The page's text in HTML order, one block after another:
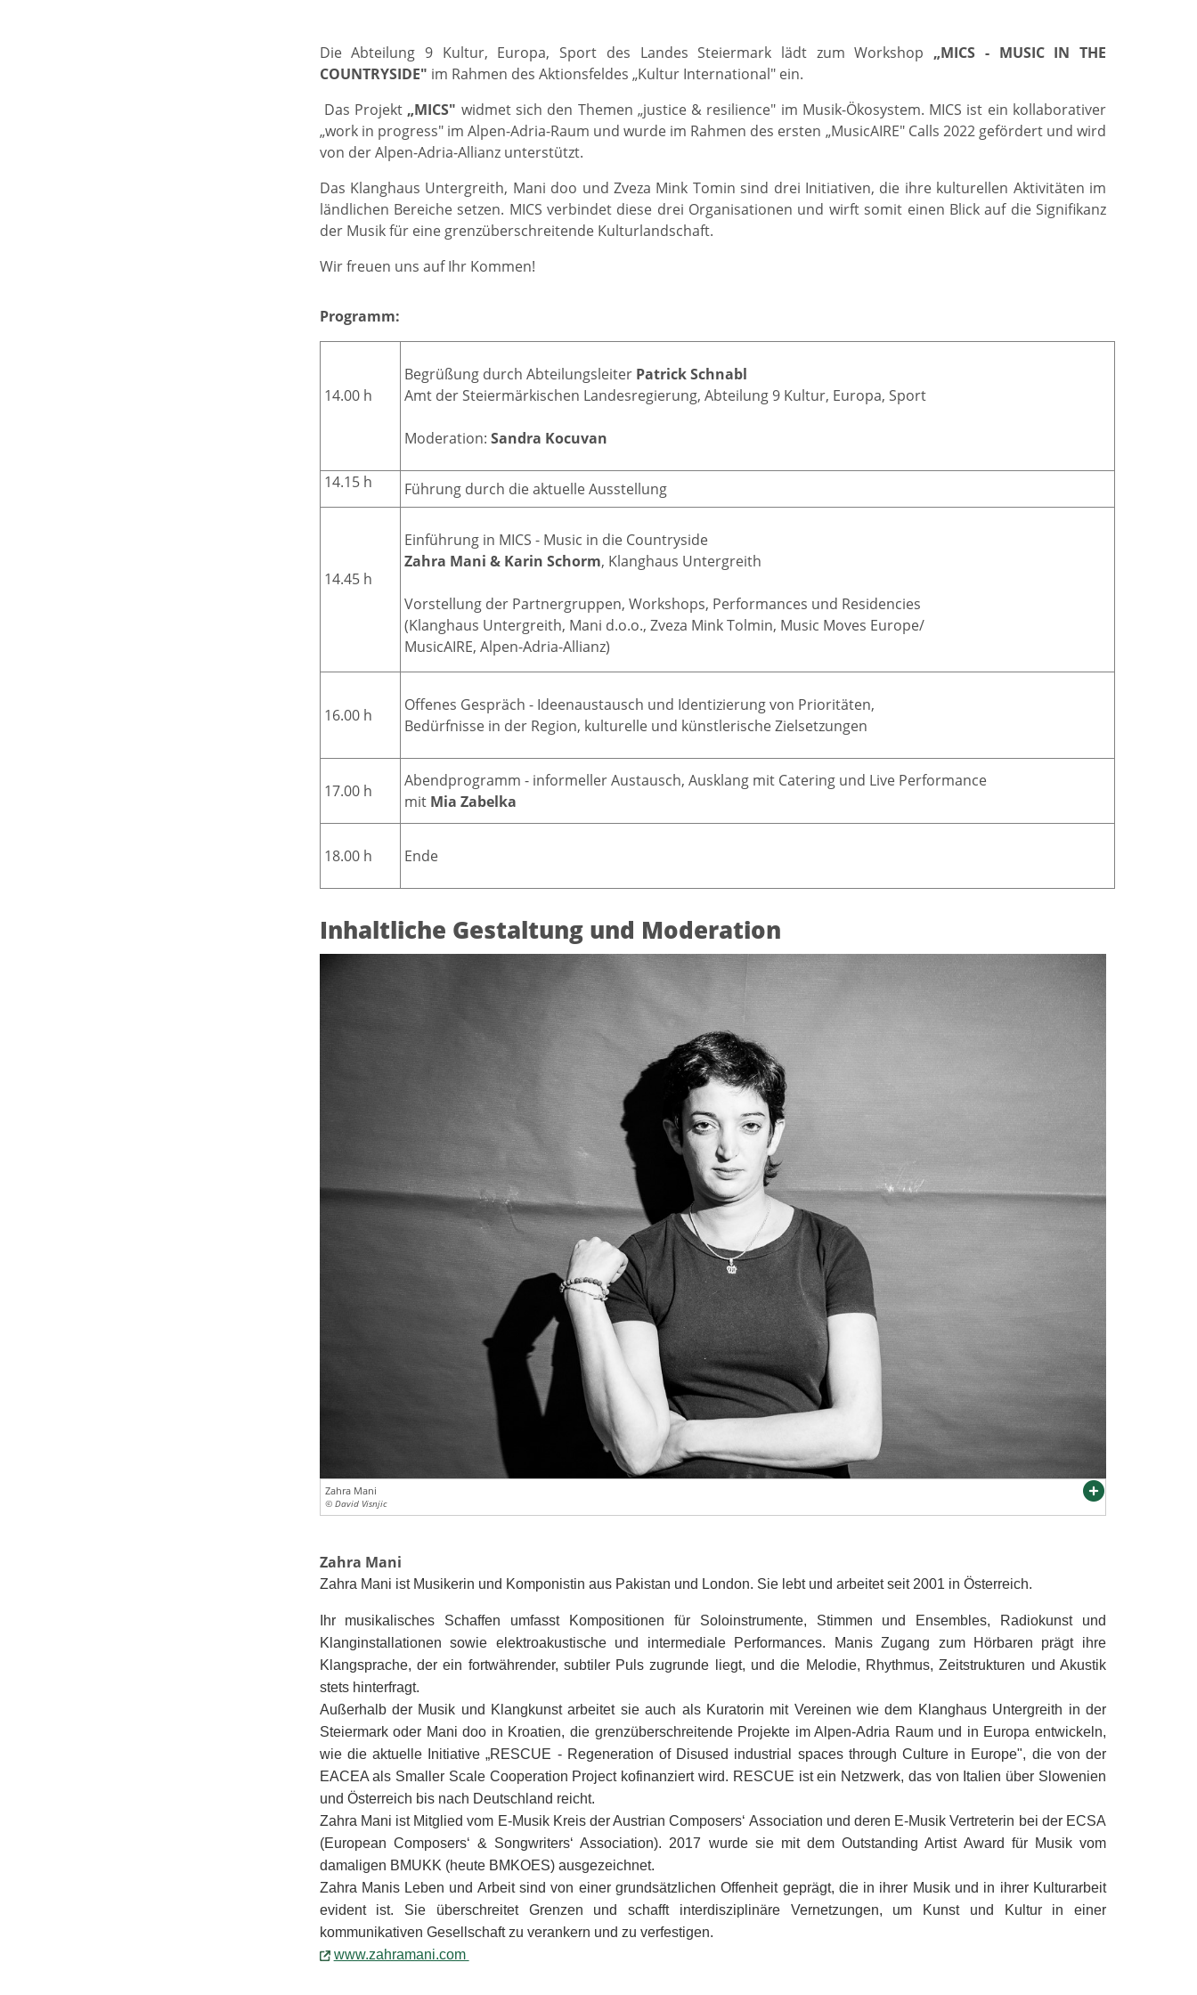
Die Abteilung 9 Kultur, Europa, Sport des Landes Steiermark lädt zum Workshop „MICS - MUSIC IN THE
COUNTRYSIDE" im Rahmen des Aktionsfeldes „Kultur International" ein.
Das Projekt „MICS" widmet sich den Themen „justice & resilience" im Musik-Ökosystem. MICS ist ein kollaborativer
„work in progress" im Alpen-Adria-Raum und wurde im Rahmen des ersten „MusicAIRE" Calls 2022 gefördert und wird
von der Alpen-Adria-Allianz unterstützt.
Das Klanghaus Untergreith, Mani doo und Zveza Mink Tomin sind drei Initiativen, die ihre kulturellen Aktivitäten im
ländlichen Bereiche setzen. MICS verbindet diese drei Organisationen und wirft somit einen Blick auf die Signifikanz
der Musik für eine grenzüberschreitende Kulturlandschaft.
Wir freuen uns auf Ihr Kommen!
Programm:
14.00 h
Begrüßung durch AbteilungsleiterPatrick Schnabl
Amt der Steiermärkischen Landesregierung, Abteilung 9 Kultur, Europa, Sport
Moderation: Sandra Kocuvan
14.15 h Führung durch die aktuelle Ausstellung
14.45 h
Einführung in MICS - Music in die Countryside
Zahra Mani & Karin Schorm, Klanghaus Untergreith
Vorstellung der Partnergruppen, Workshops, Performances und Residencies
(Klanghaus Untergreith, Mani d.o.o., Zveza Mink Tolmin, Music Moves Europe/
MusicAIRE, Alpen-Adria-Allianz)
16.00 h
Offenes Gespräch - Ideenaustausch und Identizierung von Prioritäten,
Bedürfnisse in der Region, kulturelle und künstlerische Zielsetzungen
17.00 h
Abendprogramm - informeller Austausch, Ausklang mit Catering und Live Performance
mit Mia Zabelka
18.00 h Ende
Inhaltliche Gestaltung und Moderation
Zahra Mani
© David Visnjic
Zahra Mani
Zahra Mani ist Musikerin und Komponistin aus Pakistan und London. Sie lebt und arbeitet seit 2001 in Österreich.
Ihr musikalisches Schaffen umfasst Kompositionen für Soloinstrumente, Stimmen und Ensembles, Radiokunst und
Klanginstallationen sowie elektroakustische und intermediale Performances. Manis Zugang zum Hörbaren prägt ihre
Klangsprache, der ein fortwährender, subtiler Puls zugrunde liegt, und die Melodie, Rhythmus, Zeitstrukturen und Akustik
stets hinterfragt.
Außerhalb der Musik und Klangkunst arbeitet sie auch als Kuratorin mit Vereinen wie dem Klanghaus Untergreith in der
Steiermark oder Mani doo in Kroatien, die grenzüberschreitende Projekte im Alpen-Adria Raum und in Europa entwickeln,
wie die aktuelle Initiative „RESCUE - Regeneration of Disused industrial spaces through Culture in Europe", die von der
EACEA als Smaller Scale Cooperation Project kofinanziert wird. RESCUE ist ein Netzwerk, das von Italien über Slowenien
und Österreich bis nach Deutschland reicht.
Zahra Mani ist Mitglied vom E-Musik Kreis der Austrian Composers‘ Association und deren E-Musik Vertreterin bei der ECSA
(European Composers‘ & Songwriters‘ Association). 2017 wurde sie mit dem Outstanding Artist Award für Musik vom
damaligen BMUKK (heute BMKOES) ausgezeichnet.
Zahra Manis Leben und Arbeit sind von einer grundsätzlichen Offenheit geprägt, die in ihrer Musik und in ihrer Kulturarbeit
evident ist. Sie überschreitet Grenzen und schafft interdisziplinäre Vernetzungen, um Kunst und Kultur in einer
kommunikativen Gesellschaft zu verankern und zu verfestigen.
www.zahramani.com